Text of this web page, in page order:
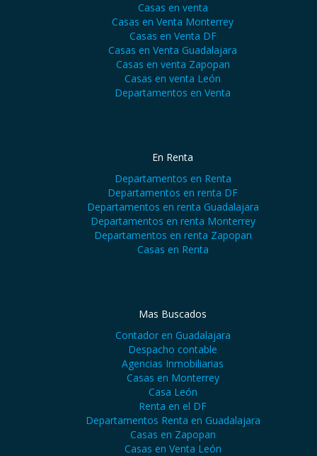
Casas en venta
Casas en Venta Monterrey
Casas en Venta DF
Casas en Venta Guadalajara
Casas en venta Zapopan
Casas en venta León
Departamentos en Venta
En Renta
Departamentos en Renta
Departamentos en renta DF
Departamentos en renta Guadalajara
Departamentos en renta Monterrey
Departamentos en renta Zapopan
Casas en Renta
Mas Buscados
Contador en Guadalajara
Despacho contable
Agencias Inmobiliarias
Casas en Monterrey
Casa León
Renta en el DF
Departamentos Renta en Guadalajara
Casas en Zapopan
Casas en Venta León